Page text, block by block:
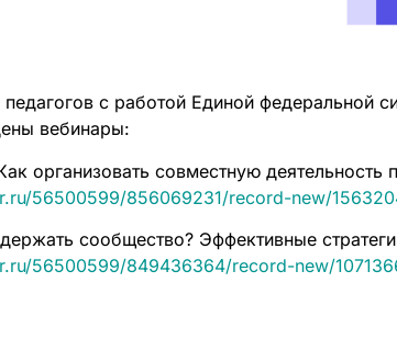
с работой Единой федеральной
вебинары:
организовать совместную
56500599/856069231/record-new/
сообщество? Эффективные
56500599/849436364/record-new/